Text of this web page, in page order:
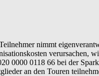
nimmt
verursachen,
0000 0118 66 bei der
an den Touren